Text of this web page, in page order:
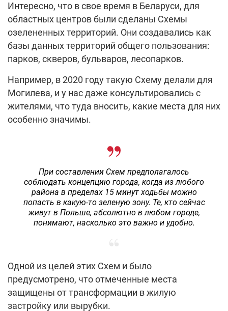
Интересно, что в свое время в Беларуси, для
областных центров были сделаны Схемы
озелененных территорий. Они создавались как
базы данных территорий общего пользования:
парков, скверов, бульваров, лесопарков.
Например, в 2020 году такую Схему делали для
Могилева, и у нас даже консультировались с
жителями, что туда вносить, какие места для них
особенно значимы.
При составлении Схем предполагалось
соблюдать концепцию города, когда из любого
района в пределах 15 минут ходьбы можно
попасть в какую-то зеленую зону. Те, кто сейчас
живут в Польше, абсолютно в любом городе,
понимают, насколько это важно и удобно.
Одной из целей этих Схем и было
предусмотрено, что отмеченные места
защищены от трансформации в жилую
застройку или вырубки.